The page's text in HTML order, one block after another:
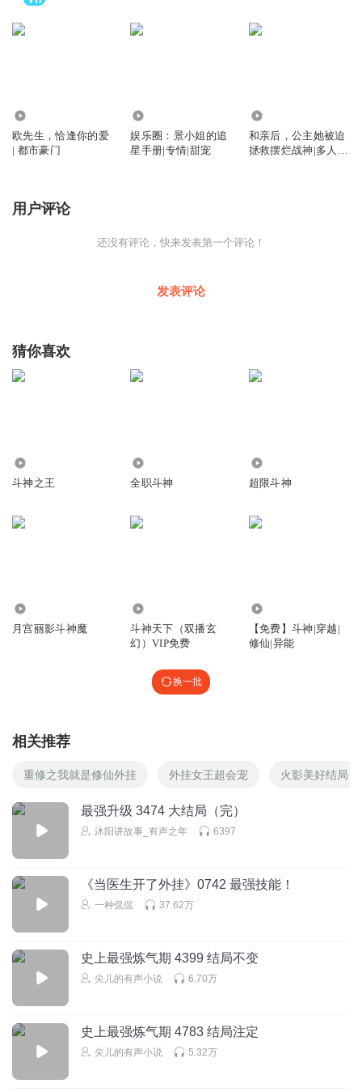
欧先生，恰逢你的爱
| 都市豪门
娱乐圈：景小姐的追
星手册|专情|甜宠
和亲后，公主她被迫
拯救摆烂战神|多人精
用户评论
还没有评论，快来发表第一个评论！
发表评论
猜你喜欢
斗神之王 全职斗神 超限斗神
月宫丽影斗神魔
斗神天下（双播玄
幻）VIP免费
【免费】斗神|穿越|
修仙|异能
换一批
相关推荐
重修之我就是修仙外挂 外挂女王超会宠 火影美好结局
最强升级 3474 大结局（完）
沐阳讲故事_有声之年 6397
《当医生开了外挂》0742 最强技能！
一种侃侃 37.62万
史上最强炼气期 4399 结局不变
尖儿的有声小说 6.70万
史上最强炼气期 4783 结局注定
尖儿的有声小说 5.32万